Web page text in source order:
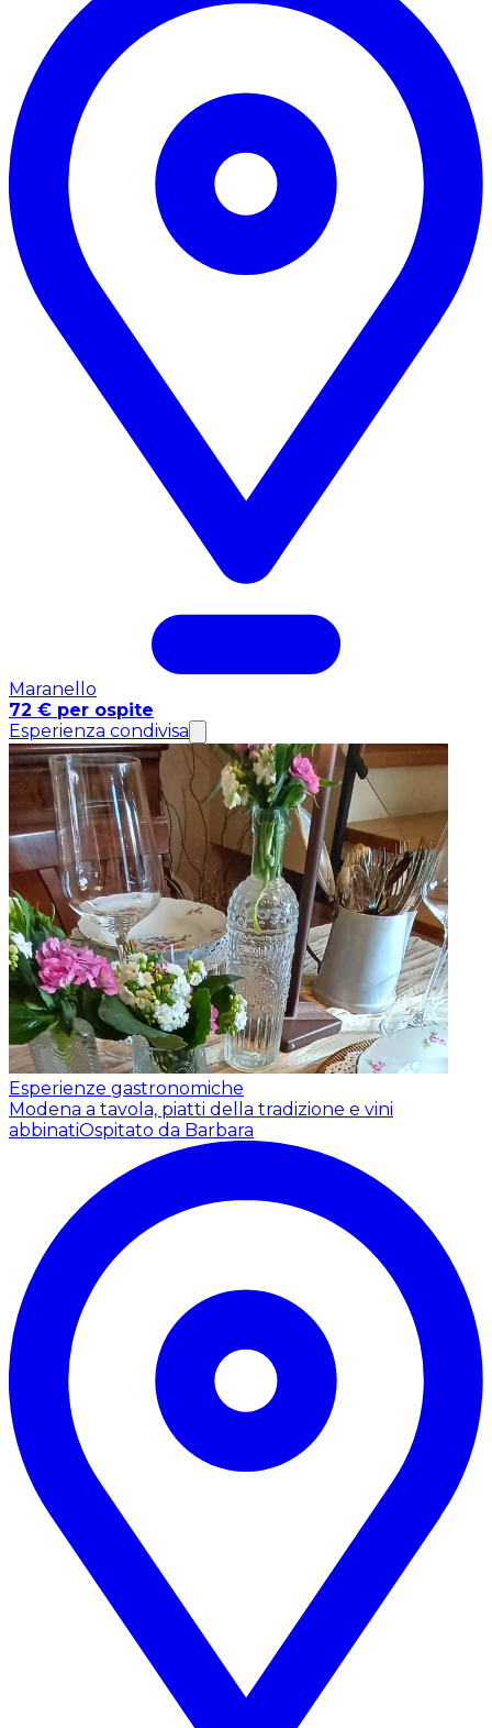
Maranello
72 € per ospite
Esperienza condivisa
Esperienze gastronomiche
Modena a tavola, piatti della tradizione e vini
abbinatiOspitato da Barbara